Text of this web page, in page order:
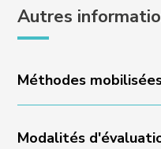
Autres
Méthodes
Animation des
Modalités